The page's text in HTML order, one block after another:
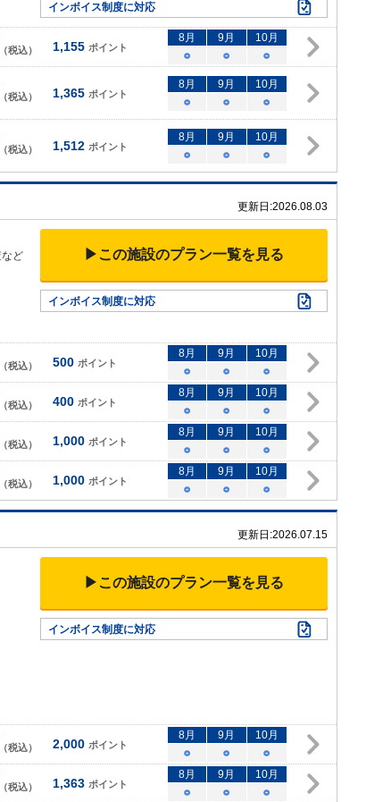
インボイス制度に対応
（税込） 1,155 ポイント
8月 9月 10月
○
○ ○
（税込） 1,365 ポイント
8月 9月 10月
○
○ ○
（税込） 1,512 ポイント
8月 9月 10月
○
○ ○
更新日:2026.08.03
ど
▶この施設のプラン一覧を見る
インボイス制度に対応
（税込） 500 ポイント
8月 9月 10月
○
○ ○
（税込） 400 ポイント
8月 9月 10月
○
○ ○
（税込） 1,000 ポイント
8月 9月 10月
○
○ ○
（税込） 1,000 ポイント
8月 9月 10月
○
○ ○
更新日:2026.07.15
▶この施設のプラン一覧を見る
インボイス制度に対応
（税込） 2,000 ポイント
8月 9月 10月
○
○ ○
（税込） 1,363 ポイント
8月 9月 10月
○
○ ○